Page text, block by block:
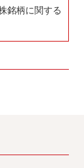
銘柄に関する